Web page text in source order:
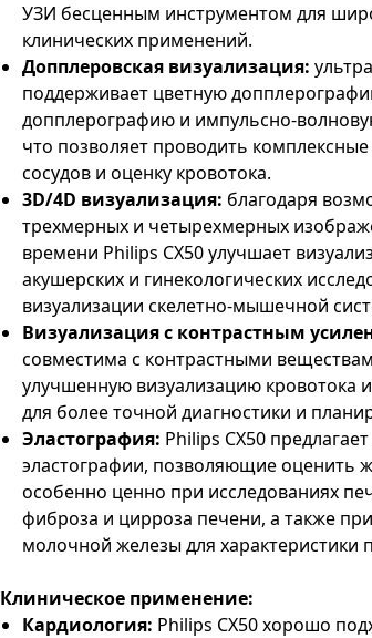
УЗИ бесценным инструментом для
клинических применений.
Допплеровская визуализация:
поддерживает цветную
допплерографию и импульсно-
что позволяет проводить
сосудов и оценку кровотока.
3D/4D визуализация: благодаря
трехмерных и четырехмерных
времени Philips CX50 улучшает
акушерских и гинекологических
визуализации скелетно-мышечной
Визуализация с контрастным
совместима с контрастными
улучшенную визуализацию кровотока
для более точной диагностики и
Эластография: Philips CX50
эластографии, позволяющие оценить
особенно ценно при исследованиях
фиброза и цирроза печени, а также
молочной железы для характеристики
Клиническое применение:
Кардиология: Philips CX50 хорошо